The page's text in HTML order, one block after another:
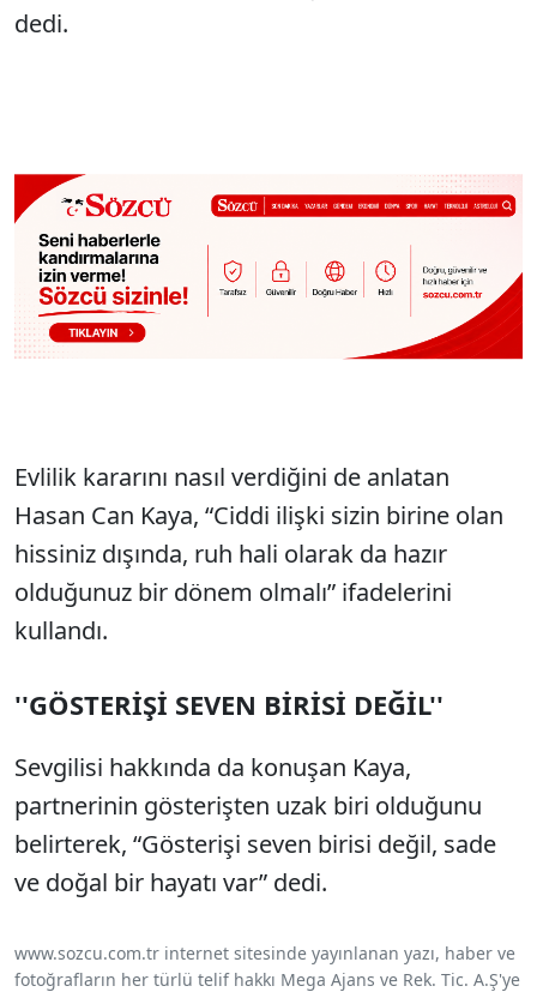
dedi.
Evlilik kararını nasıl verdiğini de anlatan
Hasan Can Kaya, “Ciddi ilişki sizin birine olan
hissiniz dışında, ruh hali olarak da hazır
olduğunuz bir dönem olmalı” ifadelerini
kullandı.
''GÖSTERİŞİ SEVEN BİRİSİ DEĞİL''
Sevgilisi hakkında da konuşan Kaya,
partnerinin gösterişten uzak biri olduğunu
belirterek, “Gösterişi seven birisi değil, sade
ve doğal bir hayatı var” dedi.
www.sozcu.com.tr internet sitesinde yayınlanan yazı, haber ve
fotoğrafların her türlü telif hakkı Mega Ajans ve Rek. Tic. A.Ş'ye